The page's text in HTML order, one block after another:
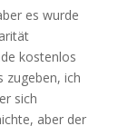
es wurde
kostenlos
zugeben, ich
sich
aber der